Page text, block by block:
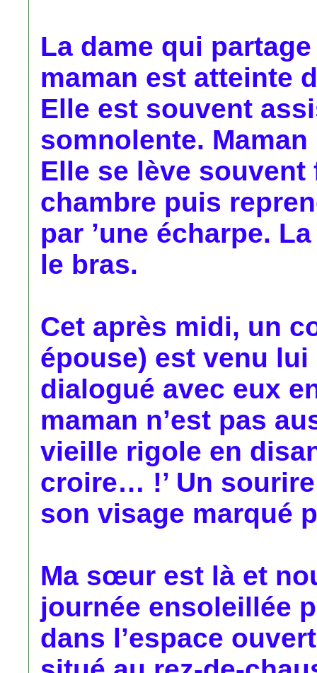
La dame qui
maman est atteinte
Elle est souvent
somnolente.
Elle se lève
chambre puis
par ’une écharpe.
le bras.
Cet après midi, un
épouse) est venu
dialogué avec eux
maman n’est pas
vieille rigole en
croire… !’ Un
son visage marqué
Ma sœur est là et
journée ensoleillée
dans l’espace